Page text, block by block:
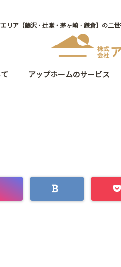
リア【藤沢・辻堂・茅ヶ崎・鎌倉】の二
アップホームのサービス